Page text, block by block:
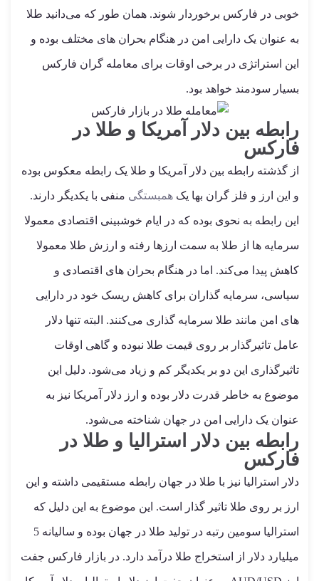
خوبی در فارکس برخوردار شوند. همان طور که می‌دانید طلا
به عنوان یک دارایی امن در هنگام بحران های مختلف بوده و
این استراتژی در برخی اوقات برای معامله گران فارکس
بسیار سودمند خواهد بود.
رابطه بین دلار آمریکا و طلا در
فارکس
از گذشته رابطه بین دلار آمریکا و طلا یک رابطه معکوس بوده
و این ارز و فلز گران بها یک همبستگی منفی با یکدیگر دارند.
این رابطه به نحوی بوده که در ایام خوشبینی اقتصادی معمولا
سرمایه ها از طلا به سمت ارزها رفته و ارزش طلا معمولا
کاهش پیدا می‌کند. اما در هنگام بحران های اقتصادی و
سیاسی، سرمایه گذاران برای کاهش ریسک خود در دارایی
های امن مانند طلا سرمایه گذاری می‌کنند. البته تنها دلار
عامل تاثیرگذار بر روی قیمت طلا نبوده و گاهی اوقات
تاثیرگذاری این دو بر یکدیگر کم و زیاد می‌شود. دلیل این
موضوع به خاطر قدرت دلار بوده و ارز دلار آمریکا نیز به
عنوان یک دارایی امن در جهان شناخته می‌شود.
رابطه بین دلار استرالیا و طلا در
فارکس
دلار استرالیا نیز با طلا در جهان رابطه مستقیمی داشته و این
ارز بر روی طلا تاثیر گذار است. این موضوع به این دلیل که
استرالیا سومین رتبه در تولید طلا در جهان بوده و سالیانه 5
میلیارد دلار از استخراج طلا درآمد دارد. در بازار فارکس جفت